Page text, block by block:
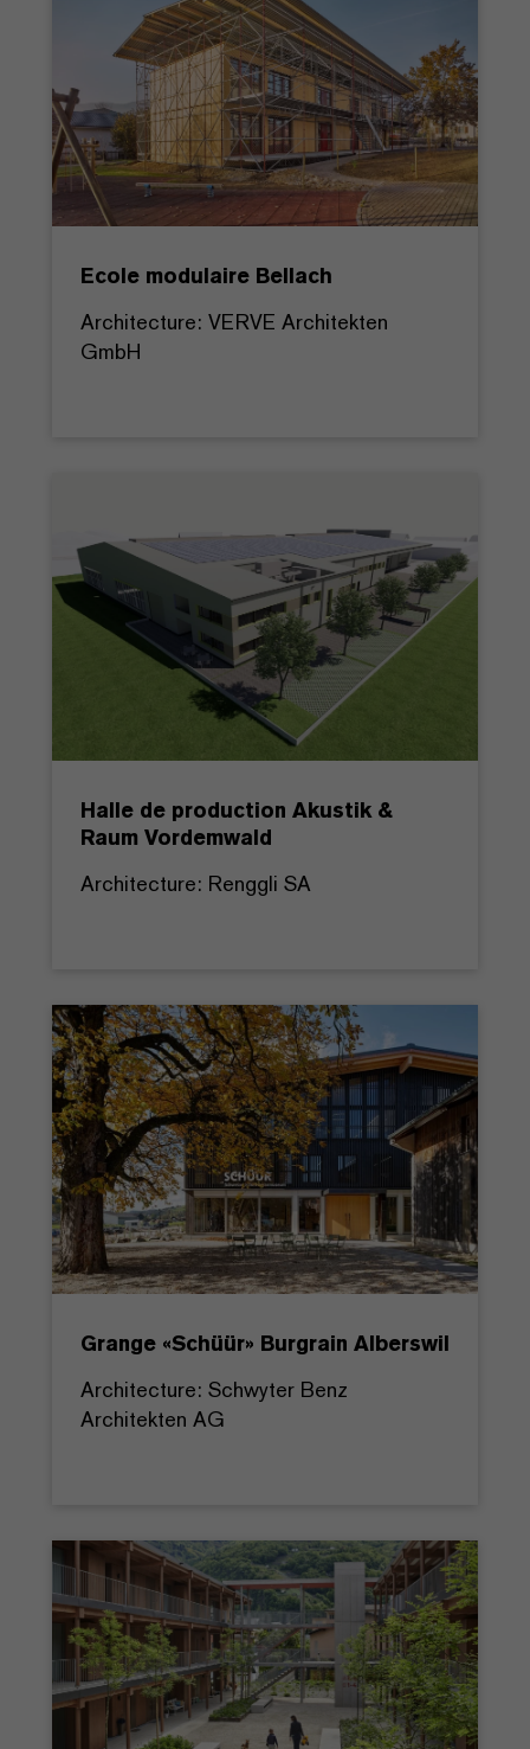
Ecole modulaire Bellach
Architecture: VERVE Architekten
GmbH
Halle de production Akustik &
Raum Vordemwald
Architecture: Renggli SA
Grange «Schüür» Burgrain Alberswil
Architecture: Schwyter Benz
Architekten AG